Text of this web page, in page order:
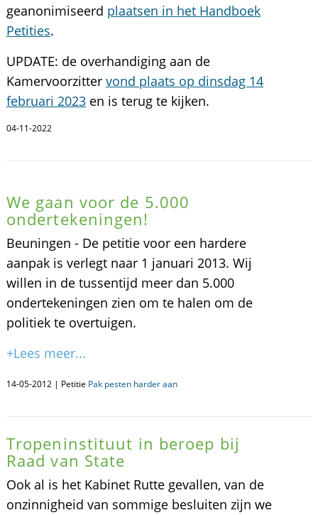
geanonimiseerd plaatsen in het Handboek
Petities.
UPDATE: de overhandiging aan de
Kamervoorzitter vond plaats op dinsdag 14
februari 2023en is terug te kijken.
04-11-2022
We gaan voor de 5.000
ondertekeningen!
Beuningen - De petitie voor een hardere
aanpak is verlegt naar 1 januari 2013. Wij
willen in de tussentijd meer dan 5.000
ondertekeningen zien om te halen om de
politiek te overtuigen.
+Lees meer...
14-05-2012 | Petitie Pak pesten harder aan
Tropeninstituut in beroep bij
Raad van State
Ook al is het Kabinet Rutte gevallen, van de
onzinnigheid van sommige besluiten zijn we